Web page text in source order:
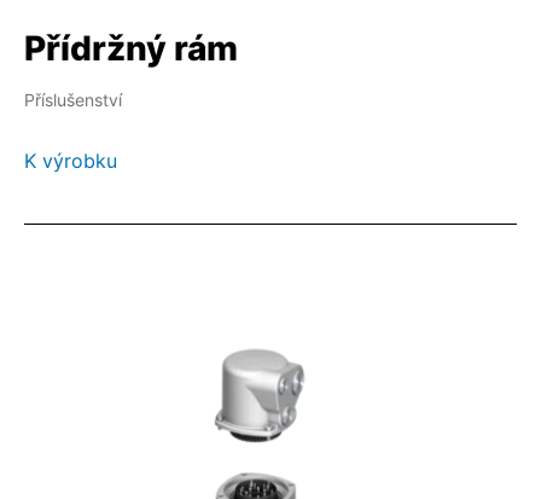
Přídržný rám
Příslušenství
K výrobku